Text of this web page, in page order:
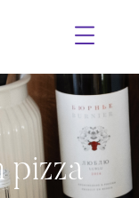
pizza